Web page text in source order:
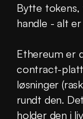
Bytte tokens,
handle - alt er
Ethereum er
contract-
løsninger
rundt den.
holder den i